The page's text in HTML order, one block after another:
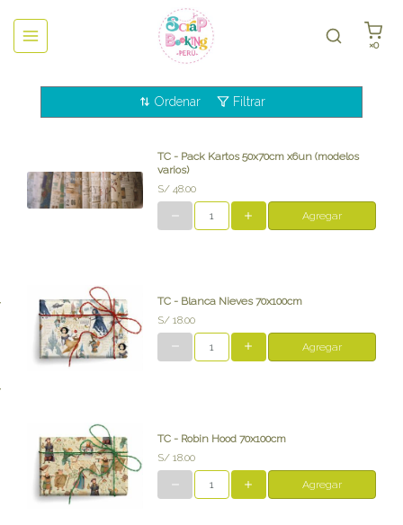
×0
Ordenar Filtrar
TC - Pack Kartos 50x70cm x6un (modelos
varios)
S/ 48.00
Agregar
TC - Blanca Nieves 70x100cm
S/ 18.00
Agregar
TC - Robin Hood 70x100cm
S/ 18.00
Agregar